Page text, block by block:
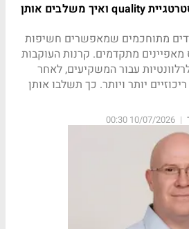
מהן קרנות עוקבות באסטרטגיית quality ואיך משלבים אותן
מתוחכמים שמאפשרים חשיפות
מתקדמים. קרנות העוקבות
עבור המשקיעים, לאחר
יותר ויותר. כך תשלבו אותן
|
10/07/2026 00:30